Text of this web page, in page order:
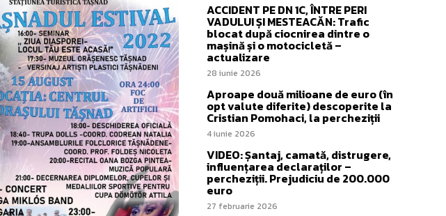
ACCIDENT PE DN 1C, ÎNTRE PERI
VADULUI ȘI MESTEACĂN: Trafic
blocat după ciocnirea dintre o
mașină și o motocicletă –
actualizare
28 iunie 2026
Aproape două milioane de euro (în
opt valute diferite) descoperite la
Cristian Pomohaci, la percheziții
4 iunie 2026
VIDEO: Șantaj, camată, distrugere,
influențarea declaraților –
percheziții. Prejudiciu de 200.000
euro
27 februarie 2026